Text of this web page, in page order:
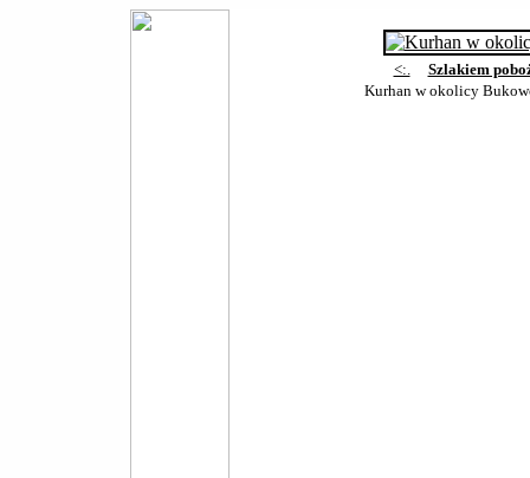
<:.
Szlakiem
Kurhan w okolicy